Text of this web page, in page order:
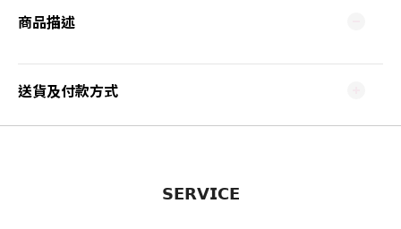
商品描述
送貨及付款方式
𝗦𝗘𝗥𝗩𝗜𝗖𝗘